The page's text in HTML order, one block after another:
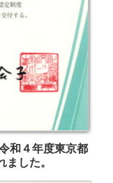
和４年度東京都
ました。